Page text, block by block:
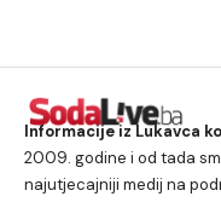
Informacije iz Lukavca
2009. godine i od tada
najutjecajniji medij na